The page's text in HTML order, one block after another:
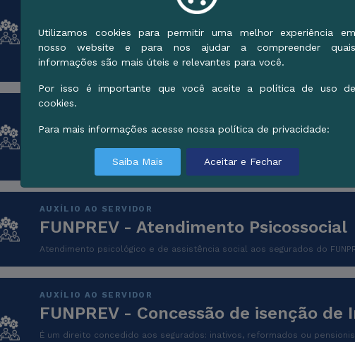
Exames Periódicos
O exame periódico faz parte das avaliações contidas no Programa de
Saúde Ocupacional (PCMSO). Junto aos exames admissional,
trabalho e de mudança de fu
FUNPREV - Agendamento para
O servidor que deseja ser atendido, para a retirada de documentos ou
dúvidas, pode efetuar um agendamento nas nossas plataformas de
AUXÍLIO AO SERVIDOR
FUNPREV - Atendimento Psicossocial
Atendimento psicológico e de assistência social aos segurados do
AUXÍLIO AO SERVIDOR
FUNPREV - Concessão de isenção de
É um direito concedido aos segurados: inativos, reformados ou
Utilizamos cookies para permitir uma melhor experiência em
nosso website e para nos ajudar a compreender quais
informações são mais úteis e relevantes para você.
Por isso é importante que você aceite a política de uso de
cookies.
Para mais informações acesse nossa política de privacidade:
Saiba Mais Aceitar e Fechar